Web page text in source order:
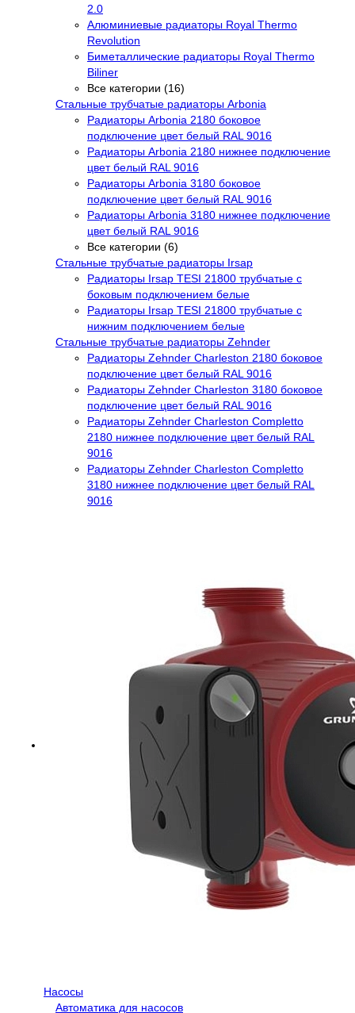
2.0
Алюминиевые радиаторы Royal Thermo
Revolution
Биметаллические радиаторы Royal Thermo
Biliner
Все категории (16)
Стальные трубчатые радиаторы Arbonia
Радиаторы Arbonia 2180 боковое
подключение цвет белый RAL 9016
Радиаторы Arbonia 2180 нижнее подключение
цвет белый RAL 9016
Радиаторы Arbonia 3180 боковое
подключение цвет белый RAL 9016
Радиаторы Arbonia 3180 нижнее подключение
цвет белый RAL 9016
Все категории (6)
Стальные трубчатые радиаторы Irsap
Радиаторы Irsap TESI 21800 трубчатые с
боковым подключением белые
Радиаторы Irsap TESI 21800 трубчатые с
нижним подключением белые
Стальные трубчатые радиаторы Zehnder
Радиаторы Zehnder Charleston 2180 боковое
подключение цвет белый RAL 9016
Радиаторы Zehnder Charleston 3180 боковое
подключение цвет белый RAL 9016
Радиаторы Zehnder Charleston Completto
2180 нижнее подключение цвет белый RAL
9016
Радиаторы Zehnder Charleston Completto
3180 нижнее подключение цвет белый RAL
9016
Насосы
Автоматика для насосов